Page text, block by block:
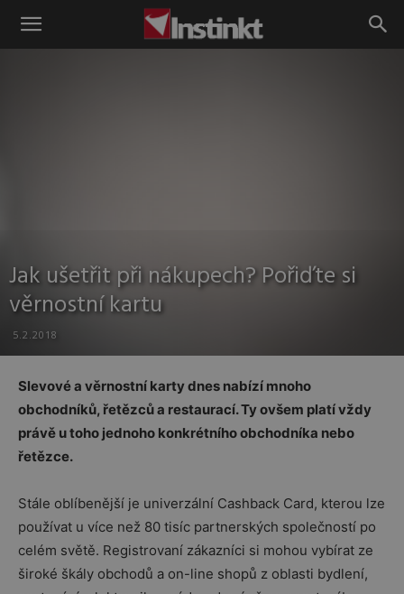
Instinkt
Jak ušetřit při nákupech? Pořiďte si
věrnostní kartu
5.2.2018
Slevové a věrnostní karty dnes nabízí mnoho
obchodníků, řetězců a restaurací. Ty ovšem platí vždy
právě u toho jednoho konkrétního obchodníka nebo
řetězce.
Stále oblíbenější je univerzální Cashback Card, kterou lze
používat u více než 80 tisíc partnerských společností po
celém světě. Registrovaní zákazníci si mohou vybírat ze
široké škály obchodů a on-line shopů z oblasti bydlení,